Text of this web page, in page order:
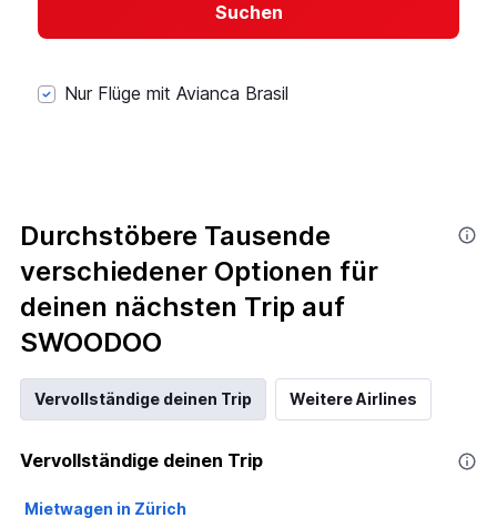
Suchen
Nur Flüge mit Avianca Brasil
Durchstöbere Tausende
verschiedener Optionen für
deinen nächsten Trip auf
SWOODOO
Vervollständige deinen Trip Weitere Airlines
Vervollständige deinen Trip
Mietwagen in Zürich